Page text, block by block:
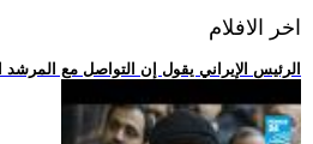
اخر الافلام
.. الرئيس الإيراني يقول إن التواصل مع